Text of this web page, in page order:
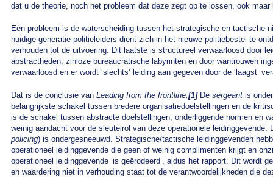
dat u de theorie, noch het probleem dat deze zegt op te lossen, ook maar
Eén probleem is de waterscheiding tussen het strategische en tactische
huidige generatie politieleiders dient zich in het nieuwe politiebestel te
verhouden tot de uitvoering. Dit laatste is structureel verwaarloosd door
abstractheden, zinloze bureaucratische labyrinten en door wantrouwen
verwaarloosd en er wordt ‘slechts’ leiding aan gegeven door de ‘laagst’
Dat is de conclusie van Leading from the frontline. [1] De sergeant is
belangrijkste schakel tussen bredere organisatiedoelstellingen en de
is de schakel tussen abstracte doelstellingen, onderliggende normen en
weinig aandacht voor de sleutelrol van deze operationele
policing) is ondergesneeuwd. Strategische/tactische leidinggevenden
operationeel leidinggevende die geen of weinig complimenten krijgt en
operationeel leidinggevende ‘is geërodeerd’, aldus het rapport. Dit wordt
en waardering niet in verhouding staat tot de verantwoordelijkheden die